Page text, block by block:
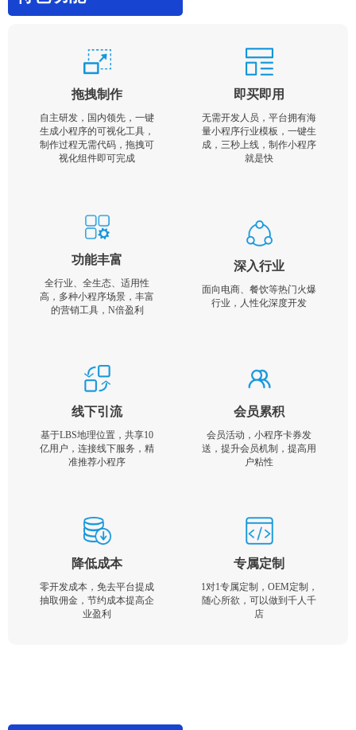
拖拽制作
自主研发，国内领先，一键
生成小程序的可视化工具，
制作过程无需代码，拖拽可
视化组件即可完成
即买即用
无需开发人员，平台拥有海
量小程序行业模板，一键生
成，三秒上线，制作小程序
就是快
功能丰富
全行业、全生态、适用性
高，多种小程序场景，丰富
的营销工具，N倍盈利
深入行业
面向电商、餐饮等热门火爆
行业，人性化深度开发
线下引流
基于LBS地理位置，共享10
亿用户，连接线下服务，精
准推荐小程序
会员累积
会员活动，小程序卡券发
送，提升会员机制，提高用
户粘性
降低成本
零开发成本，免去平台提成
抽取佣金，节约成本提高企
业盈利
专属定制
1对1专属定制，OEM定制，
随心所欲，可以做到千人千
店